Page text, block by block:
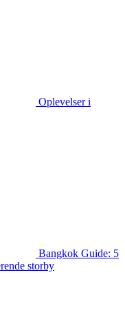
Oplevelser i
Bangkok Guide: 5
storby